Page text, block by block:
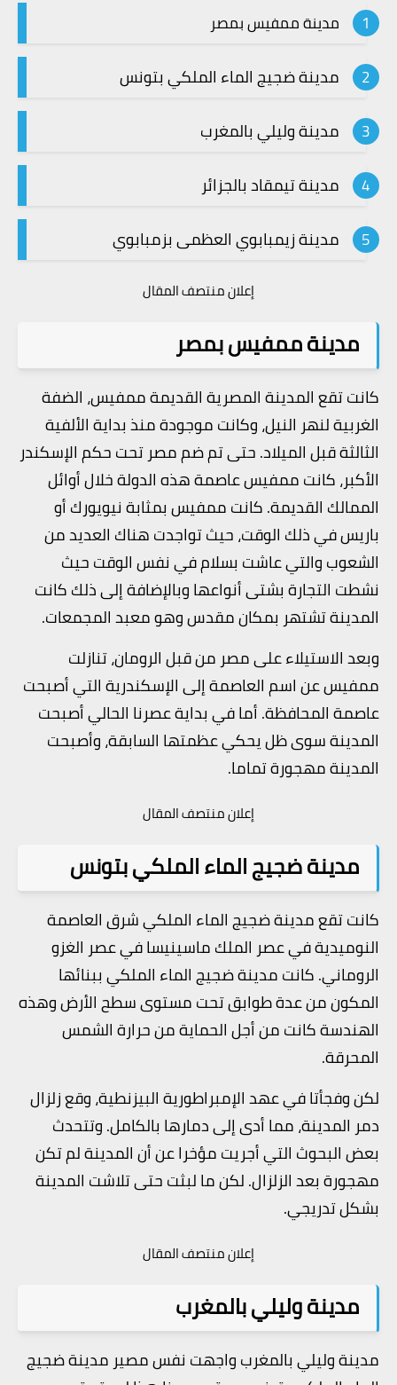
مدينة ممفيس بمصر
مدينة ضجيج الماء الملكي بتونس
مدينة وليلي بالمغرب
مدينة تيمقاد بالجزائر
مدينة زيمبابوي العظمى بزمبابوي
إعلان منتصف المقال
مدينة ممفيس بمصر
كانت تقع المدينة المصرية القديمة ممفيس، الضفة
الغربية لنهر النيل، وكانت موجودة منذ بداية الألفية
الثالثة قبل الميلاد. حتى تم ضم مصر تحت حكم الإسكندر
الأكبر، كانت ممفيس عاصمة هذه الدولة خلال أوائل
الممالك القديمة. كانت ممفيس بمثابة نيويورك أو
باريس في ذلك الوقت، حيث تواجدت هناك العديد من
الشعوب والتي عاشت بسلام في نفس الوقت حيث
نشطت التجارة بشتى أنواعها وبالإضافة إلى ذلك كانت
المدينة تشتهر بمكان مقدس وهو معبد المجمعات.
وبعد الاستيلاء على مصر من قبل الرومان، تنازلت
ممفيس عن اسم العاصمة إلى الإسكندرية التي أصبحت
عاصمة المحافظة. أما في بداية عصرنا الحالي أصبحت
المدينة سوى ظل يحكي عظمتها السابقة، وأصبحت
المدينة مهجورة تماما.
إعلان منتصف المقال
مدينة ضجيج الماء الملكي بتونس
كانت تقع مدينة ضجيج الماء الملكي شرق العاصمة
النوميدية في عصر الملك ماسينيسا في عصر الغزو
الروماني. كانت مدينة ضجيج الماء الملكي ببنائها
المكون من عدة طوابق تحت مستوى سطح الأرض وهذه
الهندسة كانت من أجل الحماية من حرارة الشمس
المحرقة.
لكن وفجأتا في عهد الإمبراطورية البيزنطية، وقع زلزال
دمر المدينة، مما أدى إلى دمارها بالكامل. وتتحدث
بعض البحوث التي أجريت مؤخرا عن أن المدينة لم تكن
مهجورة بعد الزلزال. لكن ما لبثت حتى تلاشت المدينة
بشكل تدريجي.
إعلان منتصف المقال
مدينة وليلي بالمغرب
مدينة وليلي بالمغرب واجهت نفس مصير مدينة ضجيج